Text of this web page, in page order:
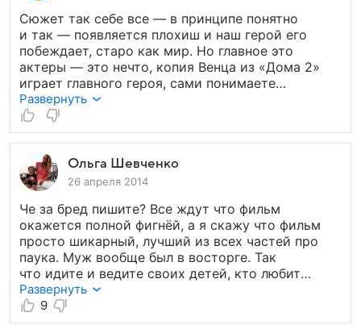
Сюжет так себе все — в принципе понятно
и так — появляется плохиш и наш герой его
побеждает, старо как мир. Но главное это
актеры — это нечто, копия Венца из «Дома 2»
играет главного героя, сами понимаете
что ничего внятного, кроме соплей он показать
не смог. Главная героиня симпатичная но совсем
не далекая блонди. Фильм скорее на любителя,
ожидалось большее.
Развернуть
Ольга Шевченко
26 апреля 2014
Че за бред пишите? Все ждут что фильм
окажется полной фигнёй, а я скажу что фильм
просто шикарный, лучший из всех частей про
паука. Муж вообще был в восторге. Так
что идите и ведите своих детей, кто любит
паука, смотрите! Фильм живой, добрый,
эмоциональный!
Развернуть
9